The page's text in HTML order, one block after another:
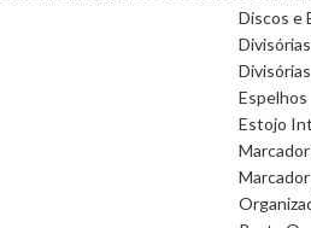
Discos e
Espelhos
Estojo